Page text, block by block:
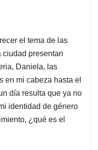
el tema de las
presentan
Daniela, las
en mi cabeza hasta el
día resulta que ya no
identidad de género
¿qué es el